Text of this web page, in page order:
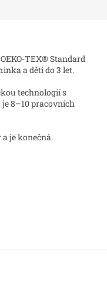
TEX® Standard
a děti do 3 let.
technologií s
8–10 pracovních
a je konečná.